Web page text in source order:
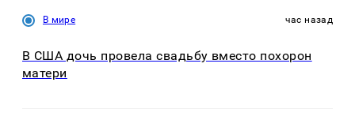
В мире час назад
В США дочь провела свадьбу вместо похорон
матери